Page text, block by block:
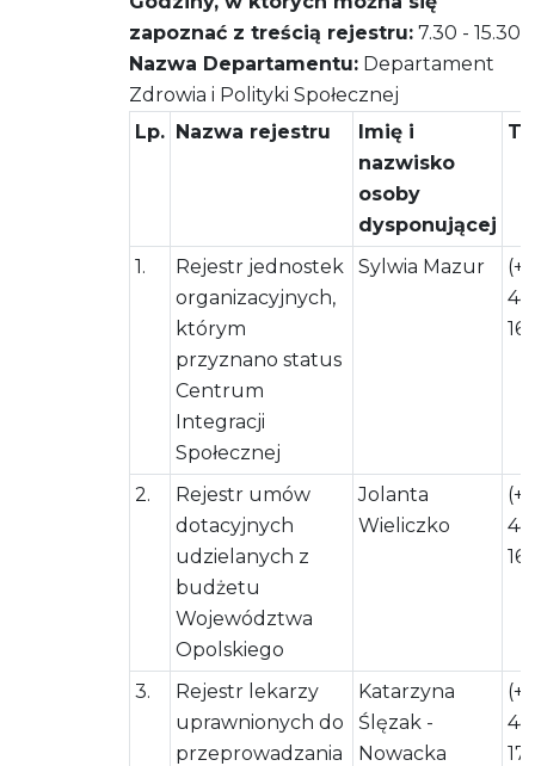
zapoznać z treścią rejestru: 7.30 - 15.30
Nazwa Departamentu: Departament
Zdrowia i Polityki Społecznej
Lp. Nazwa rejestru
Imię i
nazwisko
osoby
dysponującej
1.
Rejestr jednostek
organizacyjnych,
którym
przyznano status
Centrum
Integracji
Społecznej
Sylwia Mazur
2.
Rejestr umów
dotacyjnych
udzielanych z
budżetu
Województwa
Opolskiego
Jolanta
Wieliczko
161
3.
Rejestr lekarzy
uprawnionych do
przeprowadzania
Katarzyna
Ślęzak -
Nowacka